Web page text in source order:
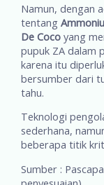
Namun, dengan
tentang
De Cocoyang
pupuk ZA dalam
karena itu
bersumber dari
tahu.
Teknologi
sederhana,
beberapa titik
Sumber :